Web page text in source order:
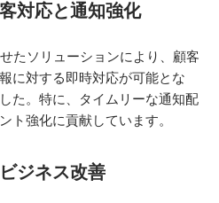
対応と通知強化
たソリューションにより、顧客
に対する即時対応が可能とな
た。特に、タイムリーな通知配
ト強化に貢献しています。
ジネス改善